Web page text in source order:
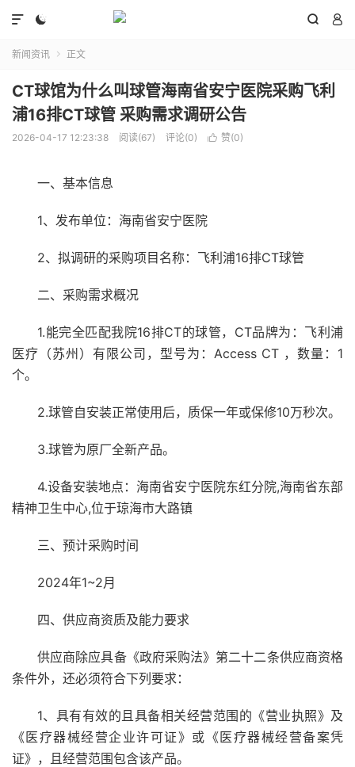
  

新闻资讯  正文
CT球馆为什么叫球管海南省安宁医院采购飞利
浦16排CT球管 采购需求调研公告
2026-04-17 12:23:38 阅读(67) 评论(0)  赞(0)
一、基本信息
1、发布单位：海南省安宁医院
2、拟调研的采购项目名称：飞利浦16排CT球管
二、采购需求概况
1.能完全匹配我院16排CT的球管，CT品牌为：飞利浦
医疗（苏州）有限公司，型号为：Access CT ，数量：1
个。
2.球管自安装正常使用后，质保一年或保修10万秒次。
3.球管为原厂全新产品。
4.设备安装地点：海南省安宁医院东红分院,海南省东部
精神卫生中心,位于琼海市大路镇
三、预计采购时间
2024年1~2月
四、供应商资质及能力要求
供应商除应具备《政府采购法》第二十二条供应商资格
条件外，还必须符合下列要求：
1、具有有效的且具备相关经营范围的《营业执照》及
《医疗器械经营企业许可证》或《医疗器械经营备案凭
证》，且经营范围包含该产品。